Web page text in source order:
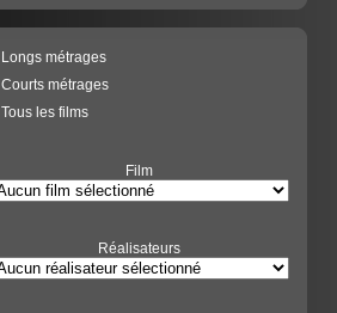
Longs métrages
Courts métrages
Tous les films
Film
Réalisateurs